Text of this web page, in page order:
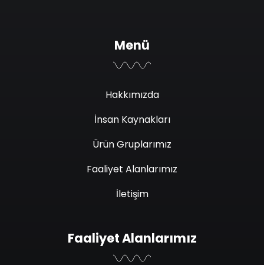
Menü
Hakkımızda
İnsan Kaynakları
Ürün Gruplarımız
Faaliyet Alanlarımız
İletişim
Faaliyet Alanlarımız